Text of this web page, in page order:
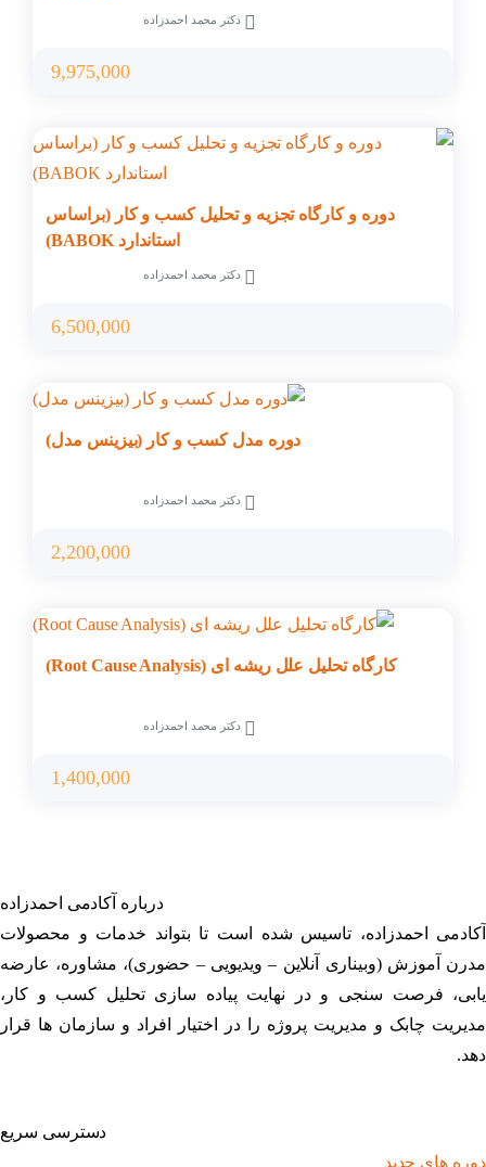
دکتر محمد احمدزاده
9,975,000
دوره و کارگاه تجزیه و تحلیل کسب و کار (براساس
استاندارد BABOK)
دکتر محمد احمدزاده
6,500,000
دوره مدل کسب و کار (بیزینس مدل)
دکتر محمد احمدزاده
2,200,000
کارگاه تحلیل علل ریشه ای (Root Cause Analysis)
دکتر محمد احمدزاده
1,400,000
درباره آکادمی احمدزاده
آکادمی احمدزاده، تاسیس شده است تا بتواند خدمات و محصولات
مدرن آموزش (وبیناری آنلاین – ویدیویی – حضوری)، مشاوره، عارضه
یابی، فرصت سنجی و در نهایت پیاده سازی تحلیل کسب و کار،
مدیریت چابک و مدیریت پروژه را در اختیار افراد و سازمان ها قرار
دهد.
دسترسی سریع
دوره های جدید